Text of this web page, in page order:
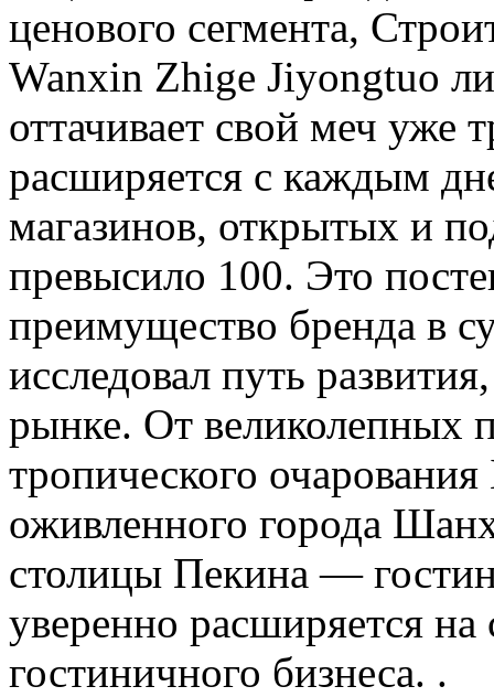
ценового сегмента,
Wanxin Zhige Jiyongtuo
оттачивает свой меч уже
расширяется с каждым
магазинов, открытых и
превысило 100. Это
преимущество бренда в
исследовал путь
рынке. От великолепных
тропического
оживленного города
столицы Пекина —
уверенно расширяется
гостиничного бизнеса. .